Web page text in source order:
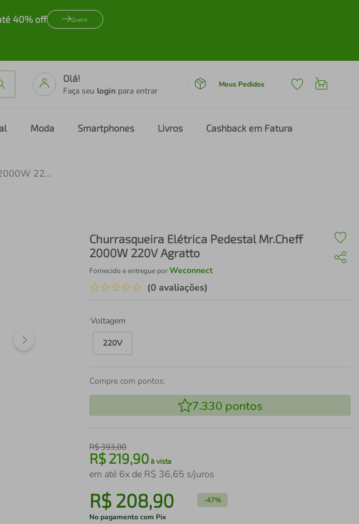
40% off Quero
Olá!
Faça seu login para entrar
Meus Pedidos
Moda Smartphones Livros Cashback em Fatura
Churrasqueira Elétrica Pedestal Mr.Cheff 2000W 220V Agratto
Churrasqueira Elétrica Pedestal Mr.Cheff
2000W 220V Agratto
Fornecido e entregue porWeconnect
☆☆☆☆☆ (0 avaliações)
Voltagem
220V
Compre com pontos:
7.330 pontos
R$393,00
R$219,90 à vista
em até 6x de R$ 36,65 s/juros
R$ 208,90 -47%
No pagamento com Pix